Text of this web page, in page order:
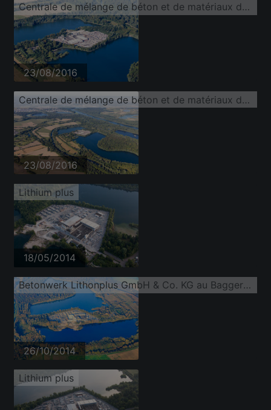
Centrale de mélange de béton et de matériaux de construction de Lithonplus GmbH & Co. KG au lac de la carrière Fuchs & Gros
23/08/2016
Centrale de mélange de béton et de matériaux de construction de Lithonplus GmbH & Co. KG au lac de la carrière Fuchs & Gros
23/08/2016
Lithium plus
18/05/2014
Betonwerk Lithonplus GmbH & Co. KG au Baggersee Eggenstein
26/10/2014
Lithium plus